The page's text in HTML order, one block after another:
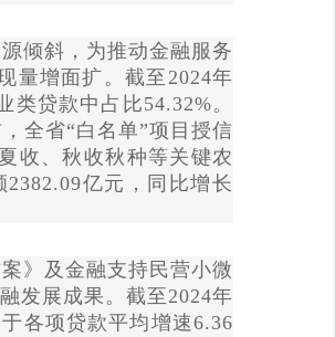
倾斜，为推动金融服务
量增面扩。截至2024年
贷款中占比54.32%。
全省“白名单”项目授信
收、秋收秋种等关键农
亿元，同比增长
》及金融支持民营小微
发展成果。截至2024年
各项贷款平均增速6.36